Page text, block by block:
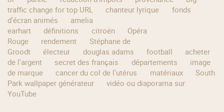
traffic change for top URL
chanteur lyrique
fonds
d'écran animés
amelia
earhart
définitions citroën
Opéra
Rouge
rendement
Stéphane de
Groodt
électeur douglas adams football
acheter
de l'argent
secret des français départements
image
de marque
cancer du col de l'utérus matériaux
South
Park wallpaper générateur
vidéo ou diaporama sur
YouTube